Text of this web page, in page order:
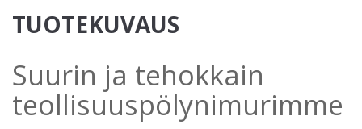
TUOTEKUVAUS
Suurin ja tehokkain
teollisuuspölynimurimme